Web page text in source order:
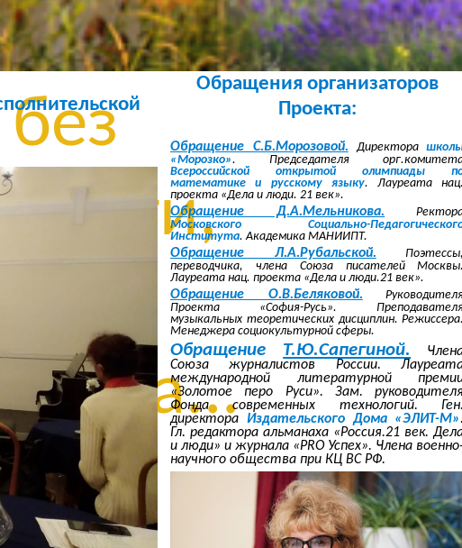
Обращения организаторов
Проекта:
Обращение С.Б.Морозовой. Директора
«Морозко». Председателя
Всероссийской открытой олимпиады
математике и русскому языку. Лауреата
проекта «Дела и люди. 21 век».
Обращение Д.А.Мельникова.
Московского Социально-
Института. Академика МАНИИПТ.
Обращение Л.А.Рубальской.
переводчика, члена Союза писателей
Лауреата нац. проекта «Дела и люди.21 век».
Обращение О.В.Беляковой.
Проекта «София-Русь».
музыкальных теоретических дисциплин.
Менеджера социокультурной сферы.
Обращение Т.Ю.Сапегиной.
Союза журналистов России.
международной литературной
«Золотое перо Руси». Зам.
Фонда современных технологий.
директора Издательского Дома «ЭЛИТ-М»
Гл. редактора альманаха «Россия.21 век.
и люди» и журнала «PRO Успех». Члена
научного общества при КЦ ВС РФ.